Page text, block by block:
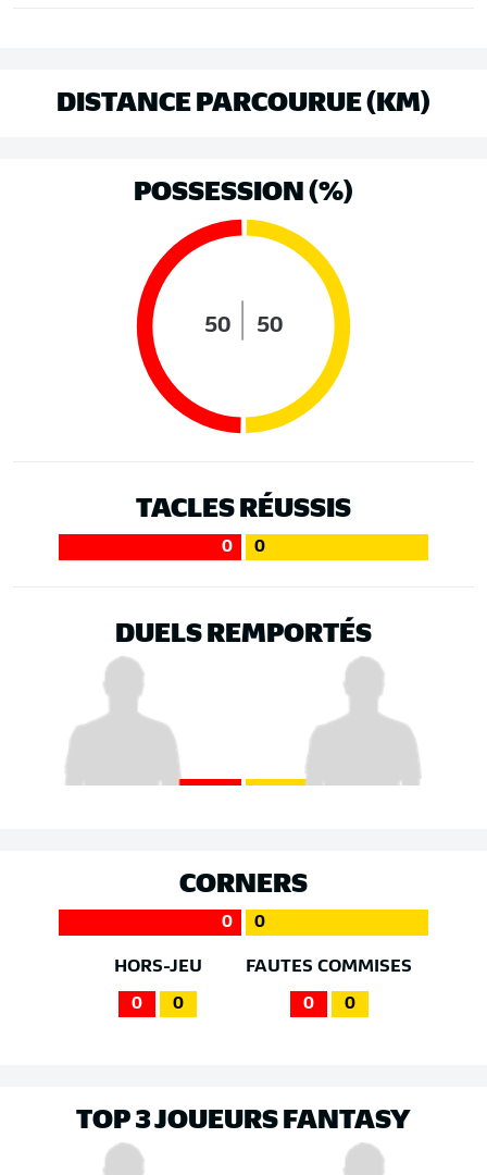
DISTANCE PARCOURUE (KM)
POSSESSION (%)
50 50
TACLES RÉUSSIS
0 0
DUELS REMPORTÉS
CORNERS
0 0
HORS-JEU
0 0
FAUTES COMMISES
0 0
TOP 3 JOUEURS FANTASY